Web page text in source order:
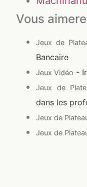
Vous
Jeux de
Bancaire
Jeux Vidéo -
Jeux de
dans les
Jeux de
Jeux de